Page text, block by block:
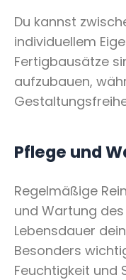
Du kannst
individuellem
Fertigbausätze
aufzubauen,
Pflege und
Regelmäßige
und Wartung
Lebensdauer
Besonders
Feuchtigkeit und